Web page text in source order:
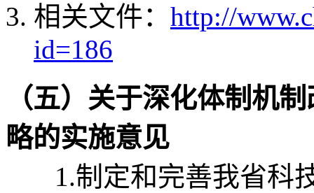
相关文件： http://
id=186
（五）关于深化体制机
略的实施意见
1.制定和完善我省科